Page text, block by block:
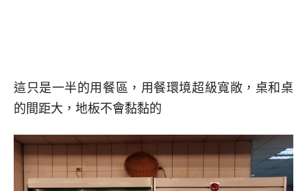
這只是一半的用餐區，用餐環境超級寬敞，桌和桌
的間距大，地板不會黏黏的